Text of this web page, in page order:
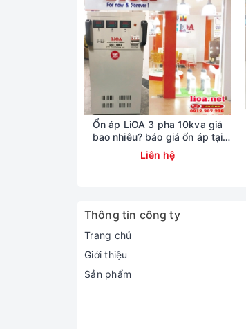
Ổn áp LiOA 3 pha 10kva giá
bao nhiêu? báo giá ổn áp tại
kho lioa Nhật Linh
Liên hệ
Thông tin công ty
Trang chủ
Giới thiệu
Sản phẩm